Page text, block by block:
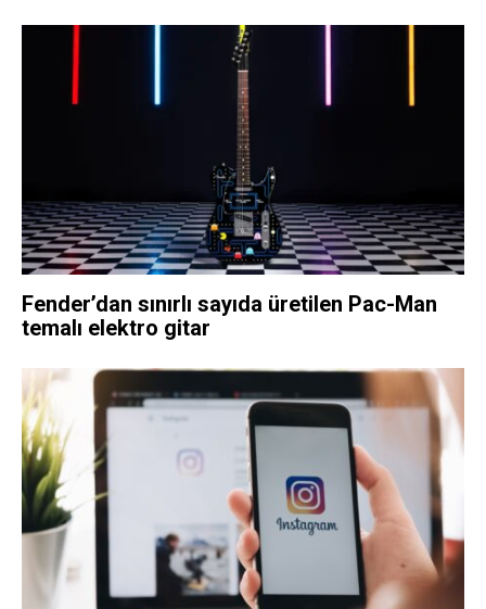
Fender’dan sınırlı sayıda üretilen Pac-Man
temalı elektro gitar